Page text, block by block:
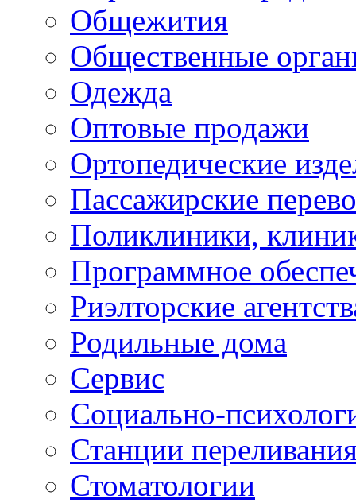
Общежития
Общественные
Одежда
Оптовые продажи
Ортопедические
Пассажирские
Поликлиники,
Программное
Риэлторские
Родильные дома
Сервис
Социально-
Станции
Стоматологии